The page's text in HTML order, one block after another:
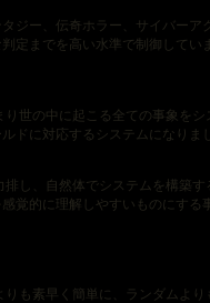
ジー、伝奇ホラー、サイバーア
定までを高い水準で制御してい
世の中に起こる全ての事象をシ
ドに対応するシステムになりま
し、自然体でシステムを構築す
覚的に理解しやすいものにする
も素早く簡単に、ランダムより